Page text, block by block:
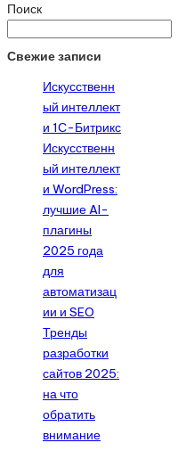
Поиск
Свежие записи
Искусственн
ый интеллект
и 1С-Битрикс
Искусственн
ый интеллект
и WordPress:
лучшие AI-
плагины
2025 года
для
автоматизац
ии и SEO
Тренды
разработки
сайтов 2025:
на что
обратить
внимание